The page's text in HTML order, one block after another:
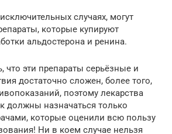
случаях, могут
которые купируют
альдостерона и ренина.
что эти препараты серьёзные и
достаточно сложен, более того,
поэтому лекарства
должны назначаться только
которые оценили всю пользу
Ни в коем случае нельзя